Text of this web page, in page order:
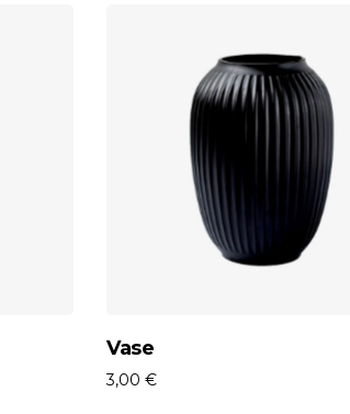
Vase
3,00 €